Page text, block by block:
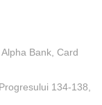
Bank, Card
134-138,